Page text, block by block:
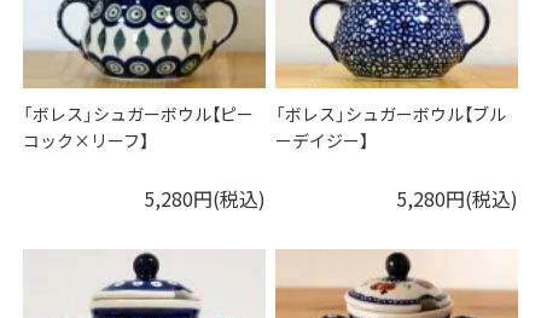
「ボレス」シュガーボウル【ピー
コック×リーフ】
5,280円(税込)
「ボレス」シュガーボウル【ブル
ーデイジー】
5,280円(税込)